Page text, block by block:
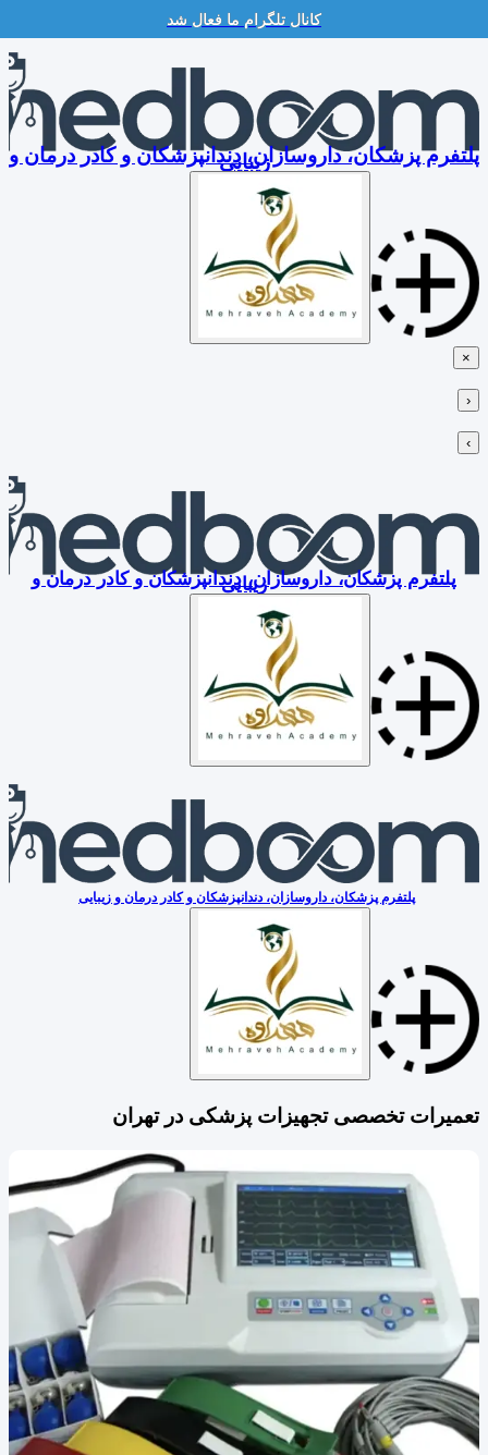
کانال تلگرام ما فعال شد
Skip
content
پلتفرم پزشکان، داروسازان، دندانپزشکان و کادر درمان و
زیبایی
×
‹
›
پلتفرم پزشکان، داروسازان، دندانپزشکان و کادر درمان و
زیبایی
پلتفرم پزشکان، داروسازان، دندانپزشکان و کادر درمان و زیبایی
تعمیرات تخصصی تجهیزات پزشکی در تهران